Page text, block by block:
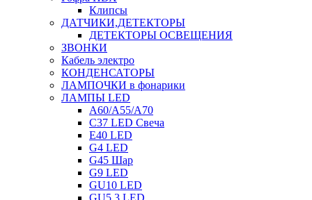
Клипсы
ДАТЧИКИ,ДЕТЕКТОРЫ
ДЕТЕКТОРЫ ОСВЕЩЕНИЯ
ЗВОНКИ
Кабель электро
КОНДЕНСАТОРЫ
ЛАМПОЧКИ в фонарики
ЛАМПЫ LED
A60/A55/A70
C37 LED Свеча
E40 LED
G4 LED
G45 Шар
G9 LED
GU10 LED
GU5.3 LED